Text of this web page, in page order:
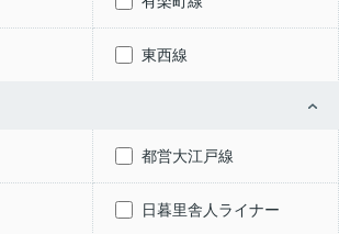
東西線
都営大江戸線
日暮里舎人ライナー